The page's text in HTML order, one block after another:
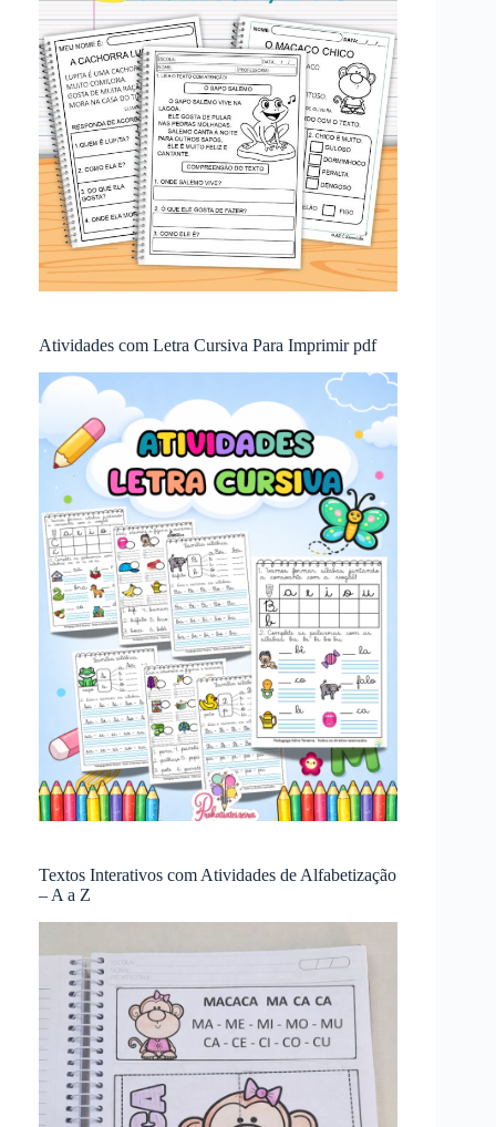
Atividades com Letra Cursiva Para Imprimir pdf
Textos Interativos com Atividades de Alfabetização
– A a Z